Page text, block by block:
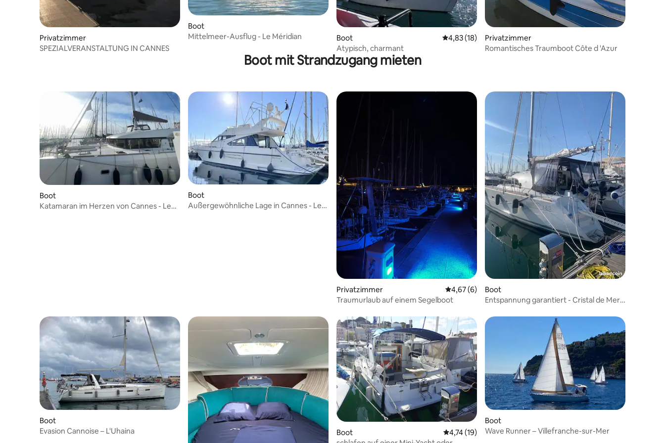
Privatzimmer
SPEZIALVERANSTALTUNG IN CANNES
Boot
Mittelmeer-Ausflug - Le Méridian
Boot Durchschnittliche Bewertung: 4,83 von 5, 18 Bewertungen
4,83 (18)
Atypisch, charmant
Privatzimmer
Romantisches Traumboot Côte d 'Azur
Boot mit Strandzugang mieten
Boot
Katamaran im Herzen von Cannes - Le
Boot
Außergewöhnliche Lage in Cannes - Le
Privatzimmer Durchschnittliche Bewertung: 4,67 von 5, 6 Bewertungen
4,67 (6)
Traumurlaub auf einem Segelboot
Boot
Entspannung garantiert - Cristal de Mer -
Boot
Evasion Cannoise – L'Uhaina
Boot Durchschnittliche Bewertung: 4,74 von 5, 19 Bewertungen
4,74 (19)
Boot
Wave Runner – Villefranche-sur-Mer